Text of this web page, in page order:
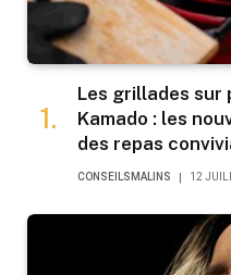
Les grillades sur
Kamado : les
des repas
CONSEILSMALINS 12